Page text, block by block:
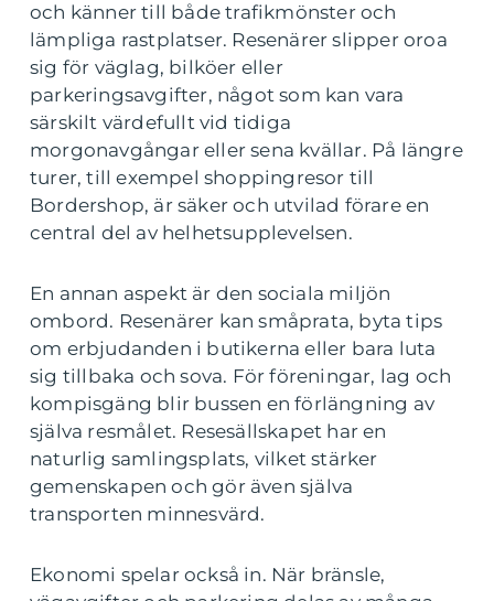
och känner till både trafikmönster och
lämpliga rastplatser. Resenärer slipper oroa
sig för väglag, bilköer eller
parkeringsavgifter, något som kan vara
särskilt värdefullt vid tidiga
morgonavgångar eller sena kvällar. På längre
turer, till exempel shoppingresor till
Bordershop, är säker och utvilad förare en
central del av helhetsupplevelsen.
En annan aspekt är den sociala miljön
ombord. Resenärer kan småprata, byta tips
om erbjudanden i butikerna eller bara luta
sig tillbaka och sova. För föreningar, lag och
kompisgäng blir bussen en förlängning av
själva resmålet. Resesällskapet har en
naturlig samlingsplats, vilket stärker
gemenskapen och gör även själva
transporten minnesvärd.
Ekonomi spelar också in. När bränsle,